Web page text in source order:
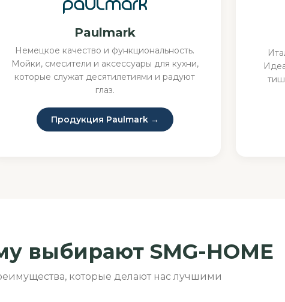
Paulmark
Немецкое качество и функциональность.
Мойки, смесители и аксессуары для кухни,
которые служат десятилетиями и радуют
глаз.
Продукция Paulmark →
выбирают SMG-HOME
которые делают нас лучшими